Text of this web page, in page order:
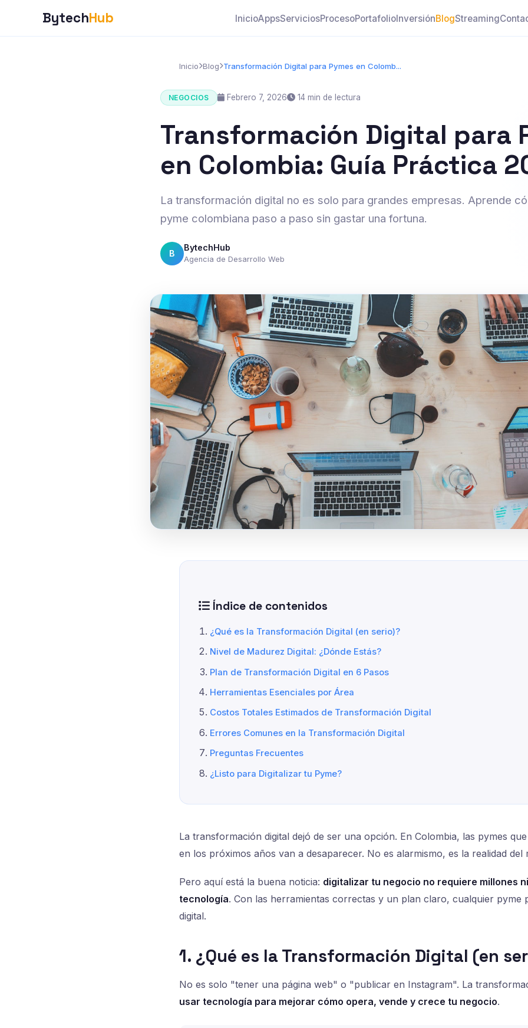
BytechHub InicioAppsServiciosProcesoPortafolioInversiónBlogStreaming
Inicio Blog Transformación Digital para Pymes en Colomb...
NEGOCIOS Febrero 7, 2026 14 min de lectura
Transformación Digital para
en Colombia: Guía Práctica
La transformación digital no es solo para grandes empresas. Aprende
pyme colombiana paso a paso sin gastar una fortuna.
B
BytechHub
Agencia de Desarrollo Web
Índice de contenidos
¿Qué es la Transformación Digital (en serio)?
Nivel de Madurez Digital: ¿Dónde Estás?
Plan de Transformación Digital en 6 Pasos
Herramientas Esenciales por Área
Costos Totales Estimados de Transformación Digital
Errores Comunes en la Transformación Digital
Preguntas Frecuentes
¿Listo para Digitalizar tu Pyme?
La transformación digital dejó de ser una opción. En Colombia, las pymes
en los próximos años van a desaparecer. No es alarmismo, es la realidad del
Pero aquí está la buena noticia: digitalizar tu negocio no requiere millones
tecnología. Con las herramientas correctas y un plan claro, cualquier pyme
digital.
1. ¿Qué es la Transformación Digital (en
No es solo "tener una página web" o "publicar en Instagram". La
usar tecnología para mejorar cómo opera, vende y crece tu negocio.